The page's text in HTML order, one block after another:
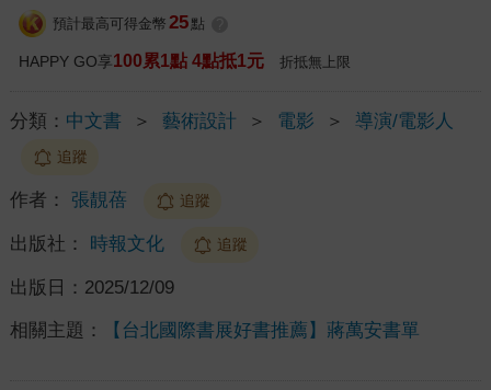
預計最高可得金幣 25 點
HAPPY GO享100累1點 4點抵1元 折抵無上限
分類： 中文書 ＞ 藝術設計 ＞ 電影 ＞ 導演/電影人
追蹤
作者： 張靚蓓 追蹤
出版社： 時報文化 追蹤
出版日： 2025/12/09
相關主題： 【台北國際書展好書推薦】蔣萬安書單